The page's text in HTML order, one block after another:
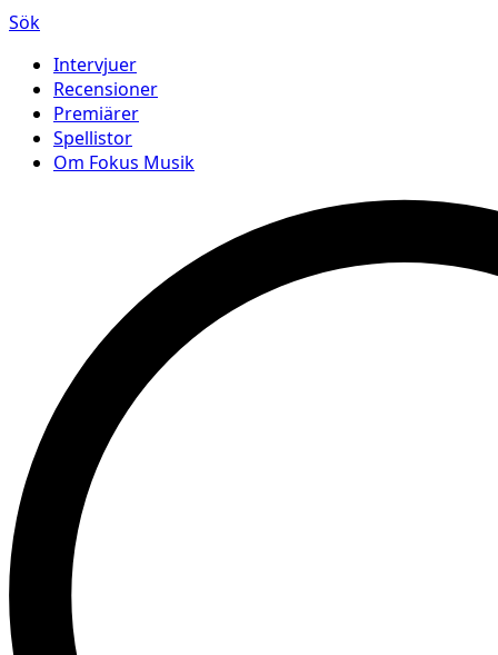
Sök
Intervjuer
Recensioner
Premiärer
Spellistor
Om Fokus Musik